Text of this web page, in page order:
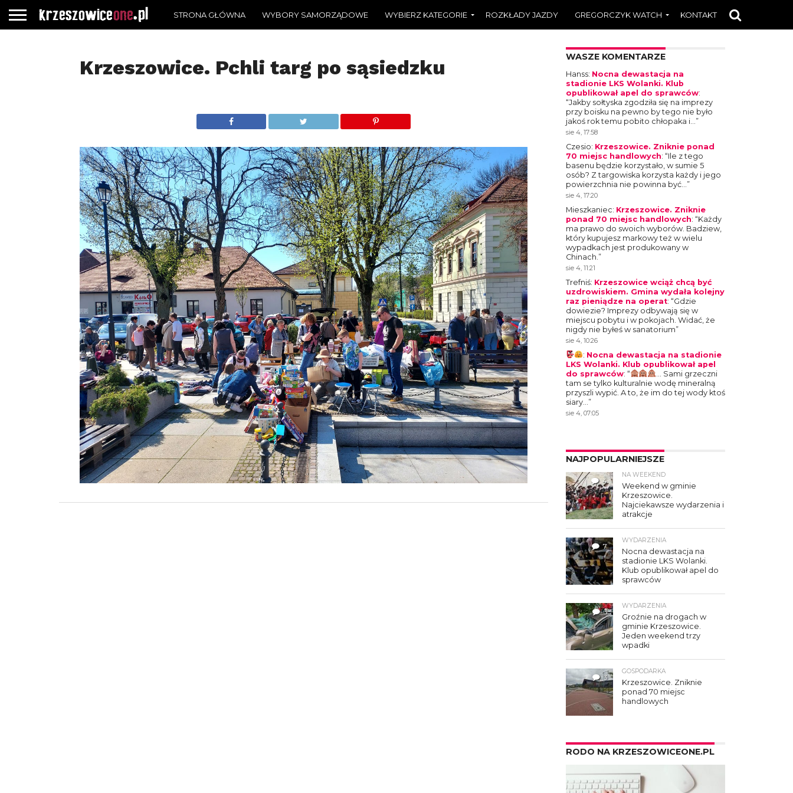
STRONA GŁÓWNA WYBORY SAMORZĄDOWE WYBIERZ KATEGORIE ROZKŁADY JAZDY GREGORCZYK WATCH KONTAKT
Krzeszowice. Pchli targ po sąsiedzku WASZE KOMENTARZE
Hanss: Nocna dewastacja na
stadionie LKS Wolanki. Klub
opublikował apel do sprawców:
“Jakby sołtyska zgodziła się na imprezy
przy boisku na pewno by tego nie było
jakoś rok temu pobito chłopaka i…”
sie 4, 17:58
Czesio: Krzeszowice. Zniknie ponad
70 miejsc handlowych: “Ile z tego
basenu będzie korzystało, w sumie 5
osób? Z targowiska korzysta każdy i jego
powierzchnia nie powinna być…”
sie 4, 17:20
Mieszkaniec: Krzeszowice. Zniknie
ponad 70 miejsc handlowych: “Każdy
ma prawo do swoich wyborów. Badziew,
który kupujesz markowy też w wielu
wypadkach jest produkowany w
Chinach.”
sie 4, 11:21
Trefniś: Krzeszowice wciąż chcą być
uzdrowiskiem. Gmina wydała kolejny
raz pieniądze na operat: “Gdzie
dowiezie? Imprezy odbywają się w
miejscu pobytu i w pokojach. Widać, że
nigdy nie byłeś w sanatorium”
sie 4, 10:26
: Nocna dewastacja na stadionie
LKS Wolanki. Klub opublikował apel
do sprawców: “
… Sami grzeczni
tam se tylko kulturalnie wodę mineralną
przyszli wypić. A to, że im do tej wody ktoś
siary…”
sie 4, 07:05
NAJPOPULARNIEJSZE
4
NA WEEKEND
Weekend w gminie
Krzeszowice.
Najciekawsze wydarzenia i
atrakcje
7
WYDARZENIA
Nocna dewastacja na
stadionie LKS Wolanki.
Klub opublikował apel do
sprawców
3
WYDARZENIA
Groźnie na drogach w
gminie Krzeszowice.
Jeden weekend trzy
wpadki
3
GOSPODARKA
Krzeszowice. Zniknie
ponad 70 miejsc
handlowych
RODO NA KRZESZOWICEONE.PL